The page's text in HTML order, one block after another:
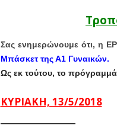
Σας ενημερώνουμε ότι, η
Μπάσκετ της Α1 Γυναικών.
Ως εκ τούτου, το πρόγραμμά
ΚΥΡΙΑΚΗ, 13/5/2018
—————————